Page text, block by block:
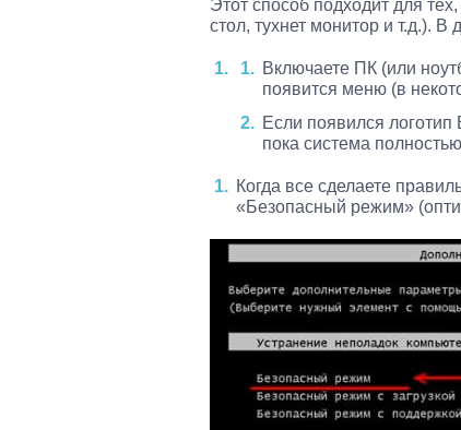
Этот способ подходит для
стол, тухнет монитор и т.д.).
Включаете ПК (или
появится меню (в
Если появился логотип
пока система
Когда все сделаете
«Безопасный режим»